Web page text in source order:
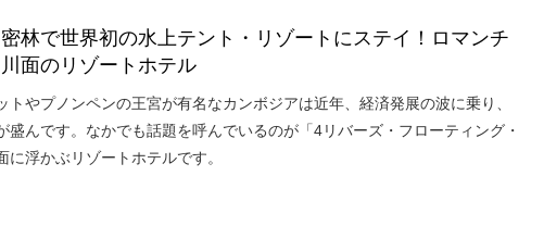
林で世界初の水上テント・リゾートにステイ！ロマンチ
面のリゾートホテル
トやプノンペンの王宮が有名なカンボジアは近年、経済発展の波に乗り、
盛んです。なかでも話題を呼んでいるのが「4リバーズ・フローティング・
に浮かぶリゾートホテルです。